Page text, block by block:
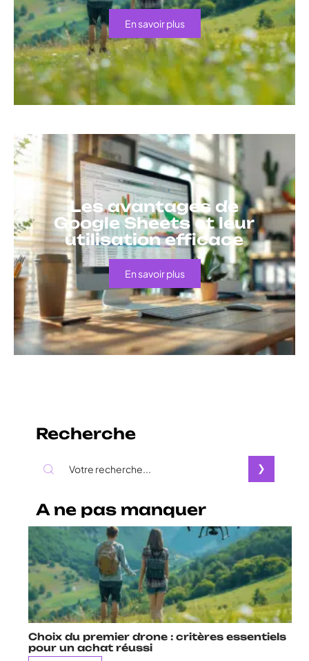
En savoir plus
Les avantages de
Google Sheets et leur
utilisation efficace
En savoir plus
Recherche
A ne pas manquer
Choix du premier drone : critères essentiels
pour un achat réussi